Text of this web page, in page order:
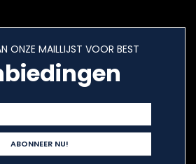
ONZE MAILLIJST VOOR BEST